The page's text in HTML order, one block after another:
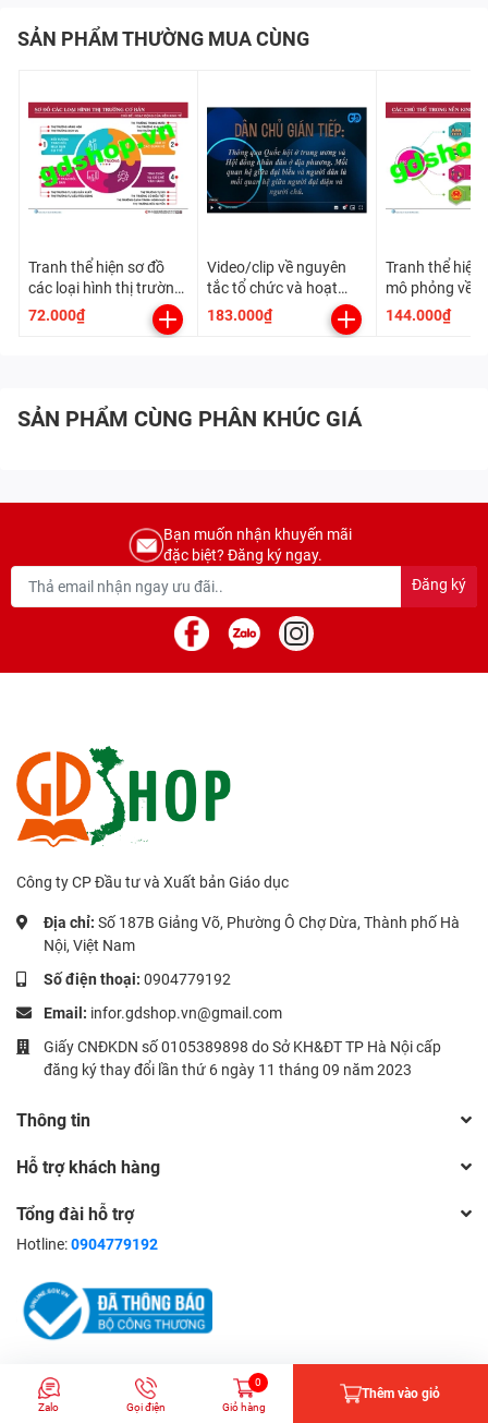
SẢN PHẨM THƯỜNG MUA CÙNG
Tranh thể hiện sơ đồ
các loại hình thị trường
cơ bản
72.000₫
Video/clip về nguyên
tắc tổ chức và hoạt
động của bộ máy Nhà
nước CHXHCN Việt
183.000₫
Tranh thể hiện
mô phỏng về
thể tham gia
kinh tế và vai
144.000₫
SẢN PHẨM CÙNG PHÂN KHÚC GIÁ
Bạn muốn nhận khuyến mãi
đặc biệt? Đăng ký ngay.
Đăng ký
Công ty CP Đầu tư và Xuất bản Giáo dục
Địa chỉ: Số 187B Giảng Võ, Phường Ô Chợ Dừa, Thành phố Hà
Nội, Việt Nam
Số điện thoại: 0904779192
Email: infor.gdshop.vn@gmail.com
Giấy CNĐKDN số 0105389898 do Sở KH&ĐT TP Hà Nội cấp
đăng ký thay đổi lần thứ 6 ngày 11 tháng 09 năm 2023
Thông tin
Hỗ trợ khách hàng
Tổng đài hỗ trợ
Hotline:0904779192
© Bản quyền thuộc về Công ty CP Đầu tư và Xuất bản Giáo dục |
Cung cấp bởi
Sapo
Zalo Gọi điện
0
Giỏ hàng
Thêm vào giỏ